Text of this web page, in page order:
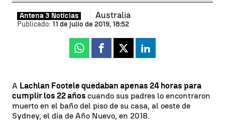
Antena 3 Noticias Australia
Publicado: 11 de julio de 2019, 18:52
Whatsapp
Facebook
X Linkedin
A Lachlan Footele quedaban apenas 24 horas para
cumplir los 22 años cuando sus padres lo encontraron
muerto en el baño del piso de su casa, al oeste de
Sydney, el día de Año Nuevo, en 2018.